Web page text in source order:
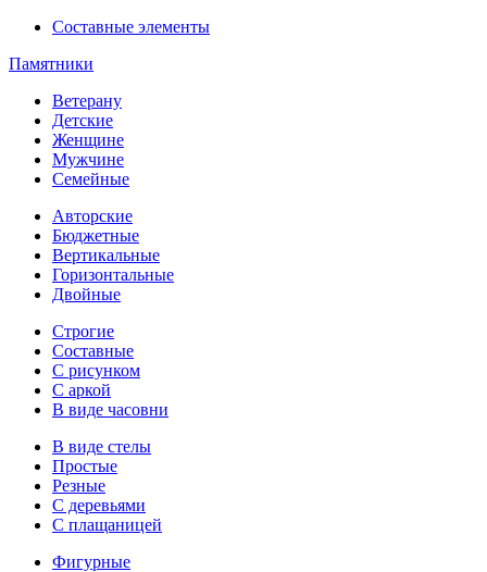
Составные элементы
Памятники
Ветерану
Детские
Женщине
Мужчине
Семейные
Авторские
Бюджетные
Вертикальные
Горизонтальные
Двойные
Строгие
Составные
С рисунком
С аркой
В виде часовни
В виде стелы
Простые
Резные
С деревьями
С плащаницей
Фигурные